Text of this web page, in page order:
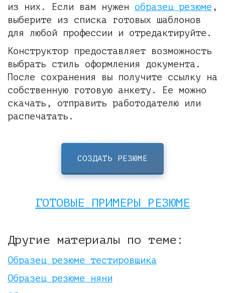
из них. Если вам нужен образец резюме ,
выберите из списка готовых шаблонов
для любой профессии и отредактируйте.
Конструктор предоставляет возможность
выбрать стиль оформления документа.
После сохранения вы получите ссылку на
собственную готовую анкету. Ее можно
скачать, отправить работодателю или
распечатать.
СОЗДАТЬ РЕЗЮМЕ
ГОТОВЫЕ ПРИМЕРЫ РЕЗЮМЕ
Другие материалы по теме:
Образец резюме тестировщика
Образец резюме няни